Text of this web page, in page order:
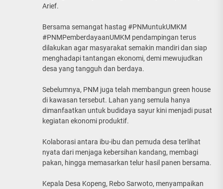
Arief.
Bersama semangat hastag #PNMuntukUMKM
#PNMPemberdayaanUMKM pendampingan terus
dilakukan agar masyarakat semakin mandiri dan siap
menghadapi tantangan ekonomi, demi mewujudkan
desa yang tangguh dan berdaya.
Sebelumnya, PNM juga telah membangun green house
di kawasan tersebut. Lahan yang semula hanya
dimanfaatkan untuk budidaya sayur kini menjadi pusat
kegiatan ekonomi produktif.
Kolaborasi antara ibu-ibu dan pemuda desa terlihat
nyata dari menjaga kebersihan kandang, membagi
pakan, hingga memasarkan telur hasil panen bersama.
Kepala Desa Kopeng, Rebo Sarwoto, menyampaikan